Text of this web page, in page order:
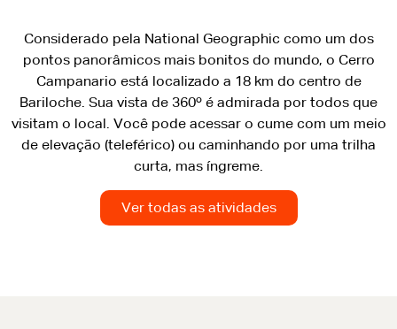
Considerado pela National Geographic como um dos
pontos panorâmicos mais bonitos do mundo, o Cerro
Campanario está localizado a 18 km do centro de
Bariloche. Sua vista de 360º é admirada por todos que
visitam o local. Você pode acessar o cume com um meio
de elevação (teleférico) ou caminhando por uma trilha
curta, mas íngreme.
Ver todas as atividades